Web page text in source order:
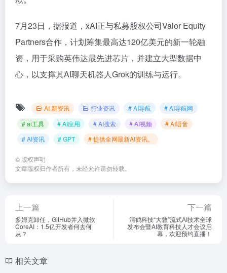
7月23日，据报道，xAI正与私募股权公司Valor Equity
Partners合作，计划筹集最高达120亿美元的新一轮融
资，用于采购英伟达最先进芯片，并建立大型数据中
心，以支撑其AI聊天机器人Grok的训练与运行。
AI 新资讯 行业资讯 # AI导航
# AI导航网
# ai工具
# AI应用 # AI搜索 # AI视频
# AI语音
# AI资讯
# GPT # 提供全网最新AI资讯。
© 版权声明
文章版权归作者所有，未经允许请勿转载。
上一篇
多姆克卸任，GitHub并入微软
CoreAI：1.5亿开发者何去何
从？
下一篇
清鹤科技“大敦”流式AI技术全球
发布会暨AI教育科技人才会议启
幕，欢迎预约直播！
相关文章